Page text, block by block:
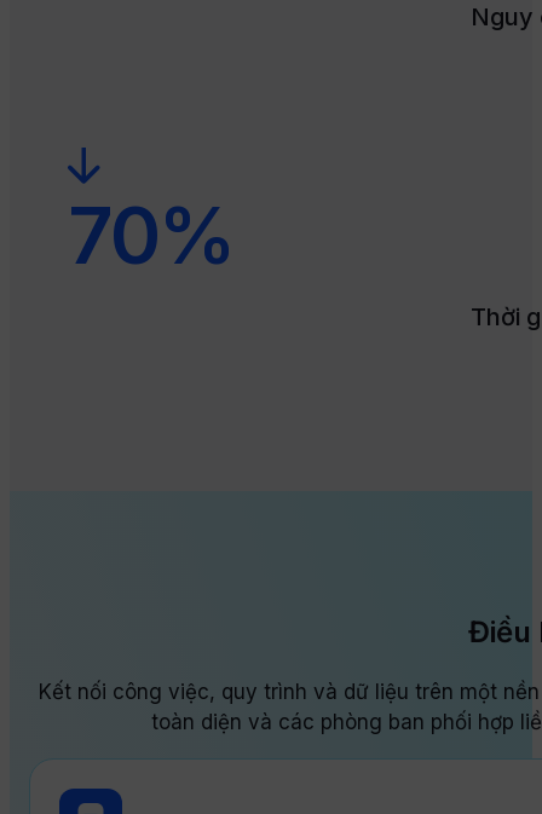
Nguy
70%
Thời
Điều
Kết nối công việc, quy trình và dữ liệu trên một
toàn diện và các phòng ban phối hợp